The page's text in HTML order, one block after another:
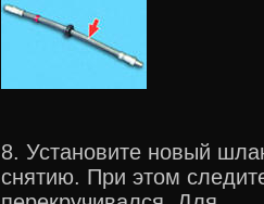
8. Установите новый
снятию. При этом